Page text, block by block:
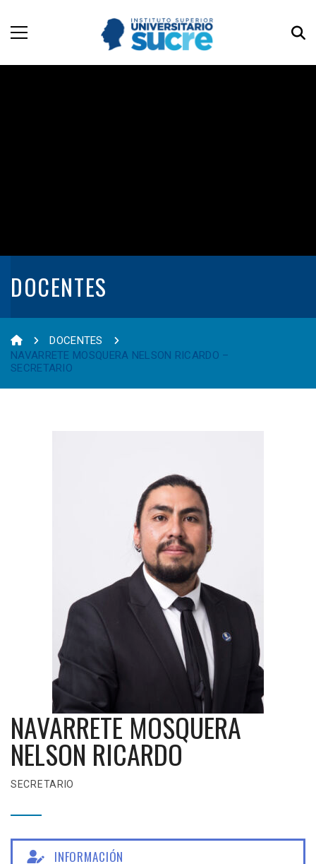
DOCENTES
DOCENTES
NAVARRETE MOSQUERA NELSON RICARDO –
SECRETARIO
NAVARRETE MOSQUERA
NELSON RICARDO
SECRETARIO
INFORMACIÓN